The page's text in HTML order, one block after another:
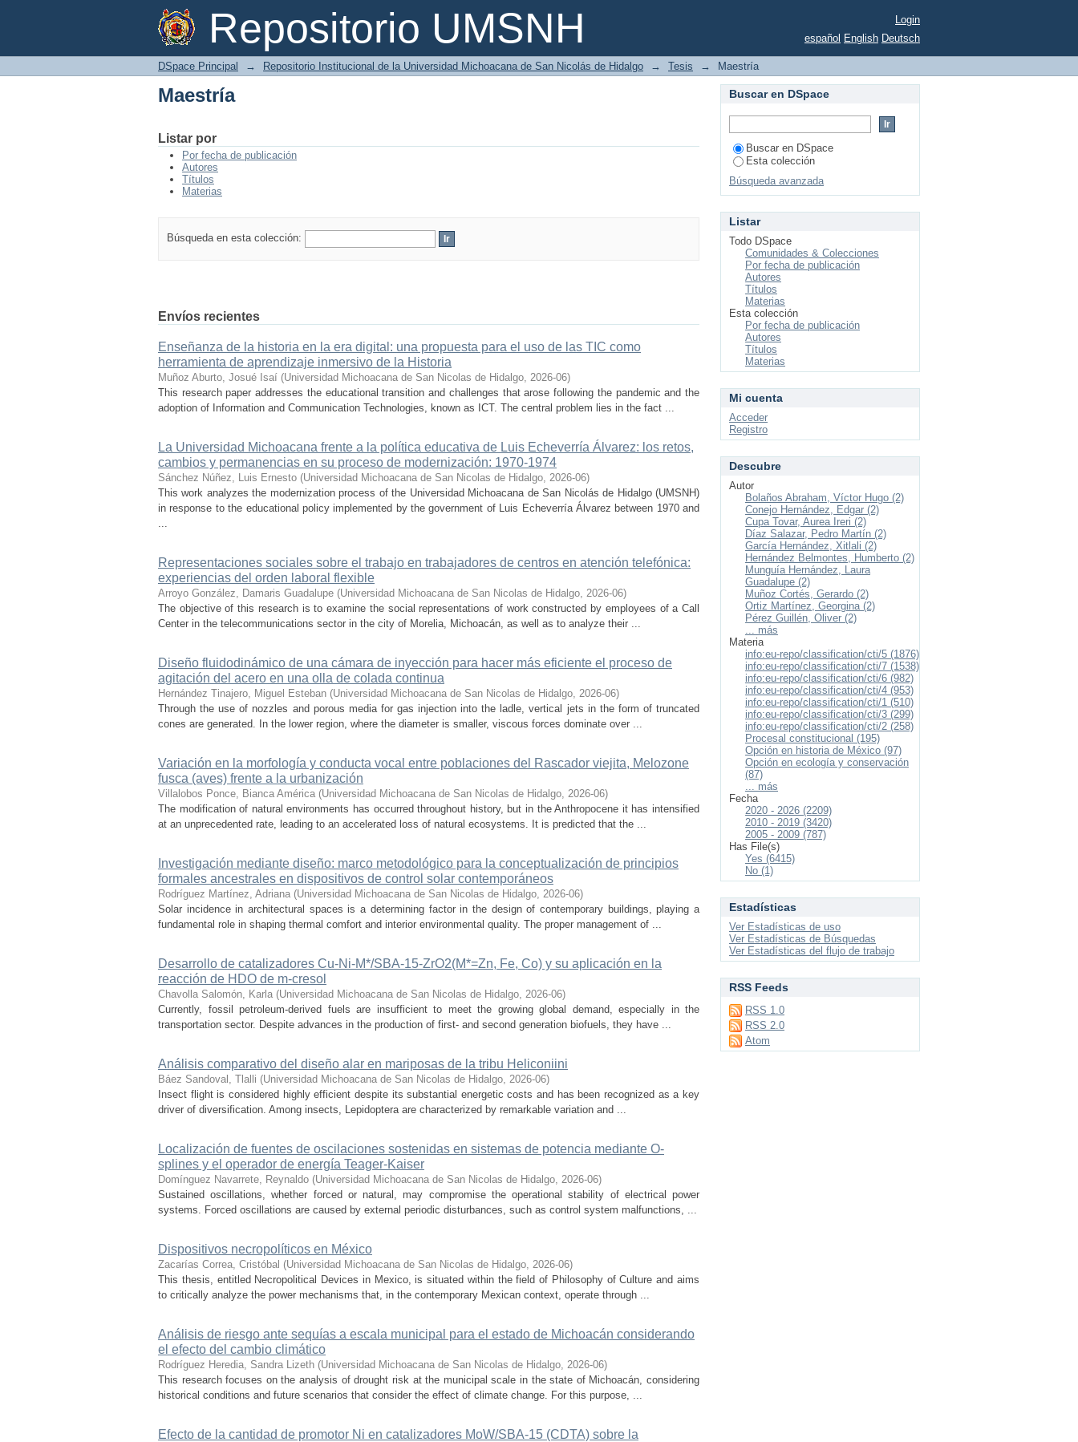
Repositorio UMSNH
Maestría
Login
español English Deutsch
DSpace Principal → Repositorio Institucional de la Universidad Michoacana de San Nicolás de Hidalgo → Tesis → Maestría
Maestría
Listar por
Por fecha de publicación
Autores
Títulos
Materias
Búsqueda en esta colección:
Envíos recientes
Enseñanza de la historia en la era digital: una propuesta para el uso de las TIC como
herramienta de aprendizaje inmersivo de la Historia
Muñoz Aburto, Josué Isaí (Universidad Michoacana de San Nicolas de Hidalgo, 2026-06)
This research paper addresses the educational transition and challenges that arose following the pandemic and the
adoption of Information and Communication Technologies, known as ICT. The central problem lies in the fact ...
La Universidad Michoacana frente a la política educativa de Luis Echeverría Álvarez: los retos,
cambios y permanencias en su proceso de modernización: 1970-1974
Sánchez Núñez, Luis Ernesto (Universidad Michoacana de San Nicolas de Hidalgo, 2026-06)
This work analyzes the modernization process of the Universidad Michoacana de San Nicolás de Hidalgo (UMSNH)
in response to the educational policy implemented by the government of Luis Echeverría Álvarez between 1970 and
...
Representaciones sociales sobre el trabajo en trabajadores de centros en atención telefónica:
experiencias del orden laboral flexible
Arroyo González, Damaris Guadalupe (Universidad Michoacana de San Nicolas de Hidalgo, 2026-06)
The objective of this research is to examine the social representations of work constructed by employees of a Call
Center in the telecommunications sector in the city of Morelia, Michoacán, as well as to analyze their ...
Diseño fluidodinámico de una cámara de inyección para hacer más eficiente el proceso de
agitación del acero en una olla de colada continua
Hernández Tinajero, Miguel Esteban (Universidad Michoacana de San Nicolas de Hidalgo, 2026-06)
Through the use of nozzles and porous media for gas injection into the ladle, vertical jets in the form of truncated
cones are generated. In the lower region, where the diameter is smaller, viscous forces dominate over ...
Variación en la morfología y conducta vocal entre poblaciones del Rascador viejita, Melozone
fusca (aves) frente a la urbanización
Villalobos Ponce, Bianca América (Universidad Michoacana de San Nicolas de Hidalgo, 2026-06)
The modification of natural environments has occurred throughout history, but in the Anthropocene it has intensified
at an unprecedented rate, leading to an accelerated loss of natural ecosystems. It is predicted that the ...
Investigación mediante diseño: marco metodológico para la conceptualización de principios
formales ancestrales en dispositivos de control solar contemporáneos
Rodríguez Martínez, Adriana (Universidad Michoacana de San Nicolas de Hidalgo, 2026-06)
Solar incidence in architectural spaces is a determining factor in the design of contemporary buildings, playing a
fundamental role in shaping thermal comfort and interior environmental quality. The proper management of ...
Desarrollo de catalizadores Cu-Ni-M*/SBA-15-ZrO2(M*=Zn, Fe, Co) y su aplicación en la
reacción de HDO de m-cresol
Chavolla Salomón, Karla (Universidad Michoacana de San Nicolas de Hidalgo, 2026-06)
Currently, fossil petroleum-derived fuels are insufficient to meet the growing global demand, especially in the
transportation sector. Despite advances in the production of first- and second generation biofuels, they have ...
Análisis comparativo del diseño alar en mariposas de la tribu Heliconiini
Báez Sandoval, Tlalli (Universidad Michoacana de San Nicolas de Hidalgo, 2026-06)
Insect flight is considered highly efficient despite its substantial energetic costs and has been recognized as a key
driver of diversification. Among insects, Lepidoptera are characterized by remarkable variation and ...
Localización de fuentes de oscilaciones sostenidas en sistemas de potencia mediante O-
splines y el operador de energía Teager-Kaiser
Domínguez Navarrete, Reynaldo (Universidad Michoacana de San Nicolas de Hidalgo, 2026-06)
Sustained oscillations, whether forced or natural, may compromise the operational stability of electrical power
systems. Forced oscillations are caused by external periodic disturbances, such as control system malfunctions, ...
Dispositivos necropolíticos en México
Zacarías Correa, Cristóbal (Universidad Michoacana de San Nicolas de Hidalgo, 2026-06)
This thesis, entitled Necropolitical Devices in Mexico, is situated within the field of Philosophy of Culture and aims
to critically analyze the power mechanisms that, in the contemporary Mexican context, operate through ...
Análisis de riesgo ante sequías a escala municipal para el estado de Michoacán considerando
el efecto del cambio climático
Rodríguez Heredia, Sandra Lizeth (Universidad Michoacana de San Nicolas de Hidalgo, 2026-06)
This research focuses on the analysis of drought risk at the municipal scale in the state of Michoacán, considering
historical conditions and future scenarios that consider the effect of climate change. For this purpose, ...
Efecto de la cantidad de promotor Ni en catalizadores MoW/SBA-15 (CDTA) sobre la
Buscar en DSpace
Buscar en DSpace
Esta colección
Búsqueda avanzada
Listar
Todo DSpace
Comunidades & Colecciones
Por fecha de publicación
Autores
Títulos
Materias
Esta colección
Por fecha de publicación
Autores
Títulos
Materias
Mi cuenta
Acceder
Registro
Descubre
Autor
Bolaños Abraham, Víctor Hugo (2)
Conejo Hernández, Edgar (2)
Cupa Tovar, Aurea Ireri (2)
Díaz Salazar, Pedro Martín (2)
García Hernández, Xitlali (2)
Hernández Belmontes, Humberto (2)
Munguía Hernández, Laura
Guadalupe (2)
Muñoz Cortés, Gerardo (2)
Ortiz Martínez, Georgina (2)
Pérez Guillén, Oliver (2)
... más
Materia
info:eu-repo/classification/cti/5 (1876)
info:eu-repo/classification/cti/7 (1538)
info:eu-repo/classification/cti/6 (982)
info:eu-repo/classification/cti/4 (953)
info:eu-repo/classification/cti/1 (510)
info:eu-repo/classification/cti/3 (299)
info:eu-repo/classification/cti/2 (258)
Procesal constitucional (195)
Opción en historia de México (97)
Opción en ecología y conservación
(87)
... más
Fecha
2020 - 2026 (2209)
2010 - 2019 (3420)
2005 - 2009 (787)
Has File(s)
Yes (6415)
No (1)
Estadísticas
Ver Estadísticas de uso
Ver Estadísticas de Búsquedas
Ver Estadísticas del flujo de trabajo
RSS Feeds
RSS 1.0
RSS 2.0
Atom